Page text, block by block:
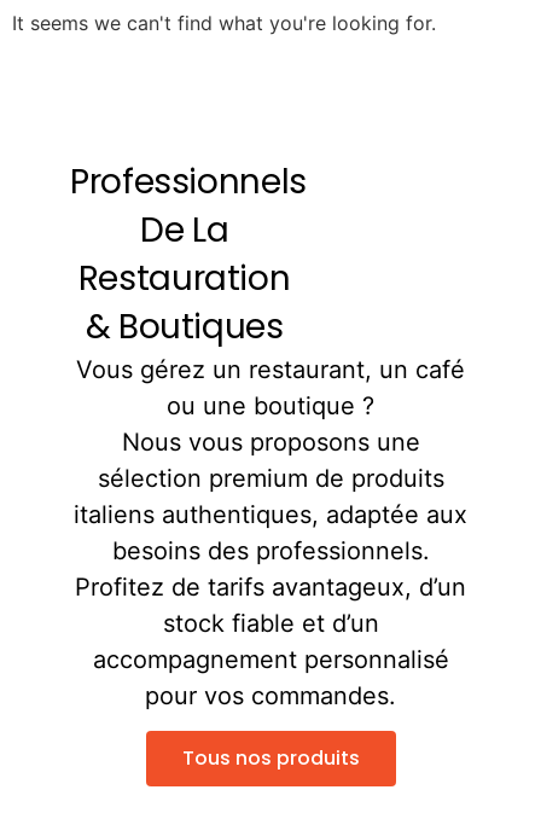
It seems we can't find what you're looking for.
Professionnels
De La
Restauration
& Boutiques
Vous gérez un restaurant, un café
ou une boutique ?
Nous vous proposons une
sélection premium de produits
italiens authentiques, adaptée aux
besoins des professionnels.
Profitez de tarifs avantageux, d’un
stock fiable et d’un
accompagnement personnalisé
pour vos commandes.
Tous nos produits